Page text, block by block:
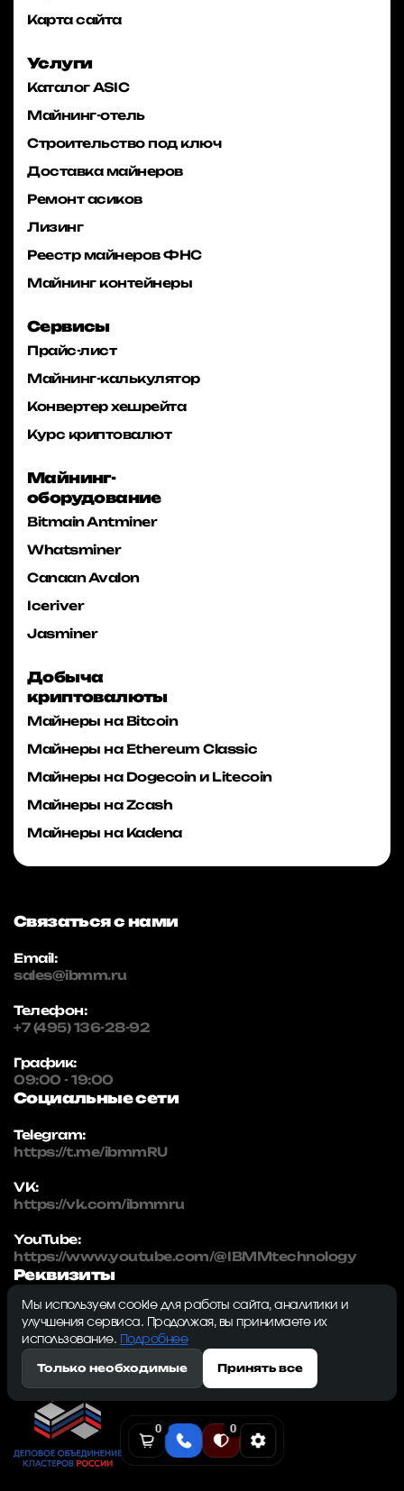
0 0
Карта сайта
Услуги
Каталог ASIC
Майнинг-отель
Строительство под ключ
Доставка майнеров
Ремонт асиков
Лизинг
Реестр майнеров ФНС
Майнинг контейнеры
Сервисы
Прайс-лист
Майнинг-калькулятор
Конвертер хешрейта
Курс криптовалют
Майнинг-
оборудование
Bitmain Antminer
Whatsminer
Canaan Avalon
Iceriver
Jasminer
Добыча
криптовалюты
Майнеры на Bitcoin
Майнеры на Ethereum Classic
Майнеры на Dogecoin и Litecoin
Майнеры на Zcash
Майнеры на Kadena
Связаться с нами
Email:
sales@ibmm.ru
Телефон:
+7 (495) 136-28-92
График:
09:00 - 19:00
Социальные сети
Telegram:
https://t.me/ibmmRU
VK:
https://vk.com/ibmmru
YouTube:
https://www.youtube.com/@IBMMtechnology
Реквизиты
IBMM | technology
ИНН: 5032334982
ОГРН: 1215000115230
143009, Московская область, г. Одинцово, ул.
Мы используем cookie для работы сайта, аналитики и
улучшения сервиса. Продолжая, вы принимаете их
использование.
Подробнее
Только необходимые Принять все